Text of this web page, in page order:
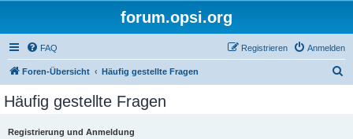
forum.opsi.org
FAQ Anmelden
Registrieren
Foren-Übersicht Häufig gestellte Fragen
Häufig gestellte Fragen
Registrierung und Anmeldung